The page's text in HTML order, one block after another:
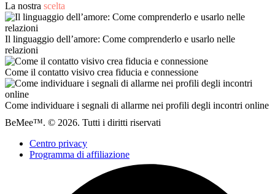
La nostra scelta
Il linguaggio dell’amore: Come comprenderlo e usarlo nelle
relazioni
Come il contatto visivo crea fiducia e connessione
Come individuare i segnali di allarme nei profili degli incontri online
BeMee™. © 2026. Tutti i diritti riservati
Centro privacy
Programma di affiliazione